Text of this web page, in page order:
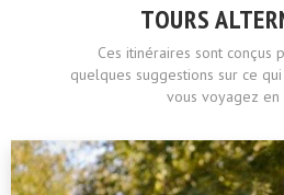
TOURS
Ces itinéraires sont conçus
quelques suggestions sur ce
vous voyagez en